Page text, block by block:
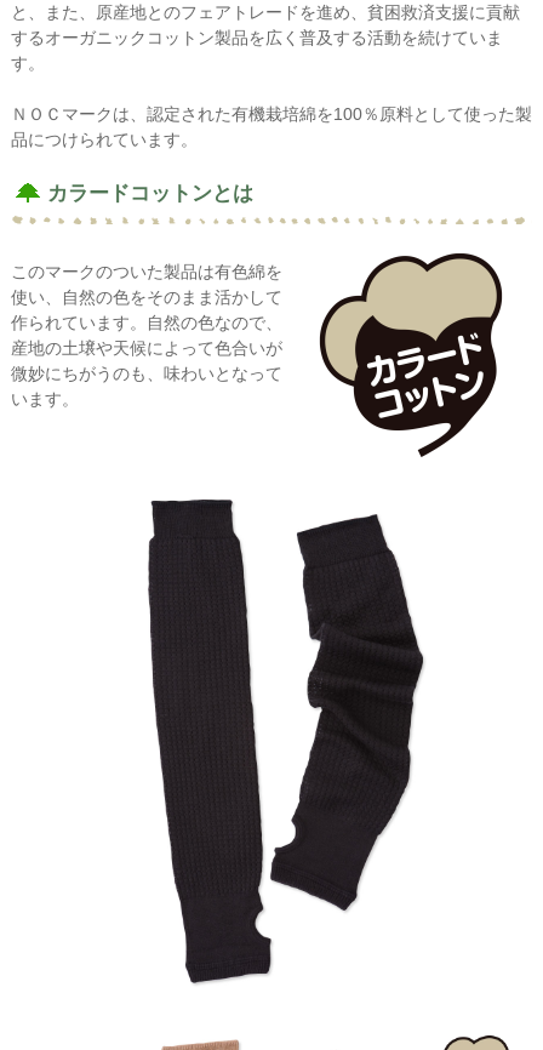
と、また、原産地とのフェアトレードを進め、貧困救済支援に貢献
するオーガニックコットン製品を広く普及する活動を続けていま
す。
ＮＯＣマークは、認定された有機栽培綿を100％原料として使った製
品につけられています。
カラードコットンとは
このマークのついた製品は有色綿を
使い、自然の色をそのまま活かして
作られています。自然の色なので、
産地の土壌や天候によって色合いが
微妙にちがうのも、味わいとなって
います。